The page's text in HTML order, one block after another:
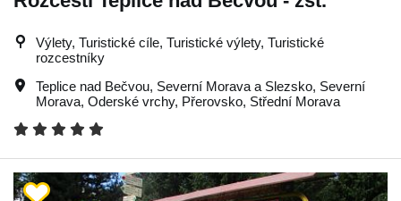
Výlety, Turistické cíle, Turistické výlety, Turistické
rozcestníky
Teplice nad Bečvou, Severní Morava a Slezsko, Severní
Morava, Oderské vrchy, Přerovsko, Střední Morava